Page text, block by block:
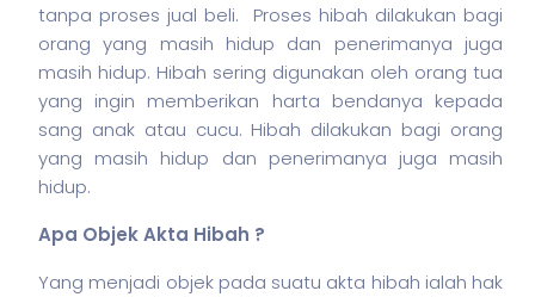
tanpa proses jual beli. Proses hibah dilakukan bagi
orang yang masih hidup dan penerimanya juga
masih hidup. Hibah sering digunakan oleh orang tua
yang ingin memberikan harta bendanya kepada
sang anak atau cucu. Hibah dilakukan bagi orang
yang masih hidup dan penerimanya juga masih
hidup.
Apa Objek Akta Hibah ?
Yang menjadi objek pada suatu akta hibah ialah hak